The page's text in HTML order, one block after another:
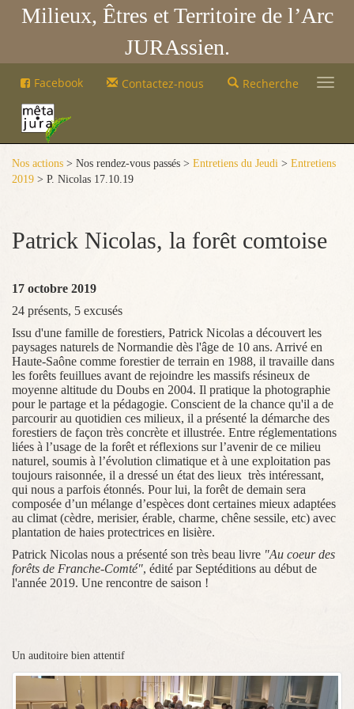
Milieux, Êtres et Territoire de l’Arc
JURAssien.
Jura Facebook Contactez-nous Recherche
Mêta-
Nos actions > Nos rendez-vous passés > Entretiens du Jeudi > Entretiens
2019 > P. Nicolas 17.10.19
Patrick Nicolas, la forêt comtoise
17 octobre 2019
24 présents, 5 excusés
Issu d'une famille de forestiers, Patrick Nicolas a découvert les
paysages naturels de Normandie dès l'âge de 10 ans. Arrivé en
Haute-Saône comme forestier de terrain en 1988, il travaille dans
les forêts feuillues avant de rejoindre les massifs résineux de
moyenne altitude du Doubs en 2004. Il pratique la photographie
pour le partage et la pédagogie. Conscient de la chance qu'il a de
parcourir au quotidien ces milieux, il a présenté la démarche des
forestiers de façon très concrète et illustrée. Entre réglementations
liées à l’usage de la forêt et réflexions sur l’avenir de ce milieu
naturel, soumis à l’évolution climatique et à une exploitation pas
toujours raisonnée, il a dressé un état des lieux très intéressant,
qui nous a parfois étonnés. Pour lui, la forêt de demain sera
composée d’un mélange d’espèces dont certaines mieux adaptées
au climat (cèdre, merisier, érable, charme, chêne sessile, etc) avec
plantation de haies protectrices en lisière.
Patrick Nicolas nous a présenté son très beau livre "Au coeur des
forêts de Franche-Comté", édité par Septéditions au début de
l'année 2019. Une rencontre de saison !
Un auditoire bien attentif